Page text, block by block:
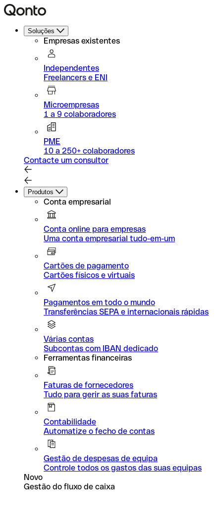
Soluções
Empresas existentes
Independentes
Freelancers e ENI
Microempresas
1 a 9 colaboradores
PME
10 a 250+ colaboradores
Contacte um consultor
Produtos
Conta empresarial
Conta online para empresas
Uma conta empresarial tudo-em-um
Cartões de pagamento
Cartões físicos e virtuais
Pagamentos em todo o mundo
Transferências SEPA e internacionais rápidas
Várias contas
Subcontas com IBAN dedicado
Ferramentas financeiras
Faturas de fornecedores
Tudo para gerir as suas faturas
Contabilidade
Automatize o fecho de contas
Gestão de despesas de equipa
Controle todos os gastos das suas equipas
Novo
Gestão do fluxo de caixa